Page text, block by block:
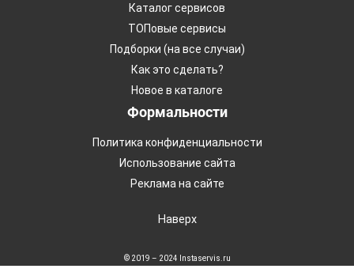
Каталог сервисов
ТОПовые сервисы
Подборки (на все случаи)
Как это сделать?
Новое в каталоге
Формальности
Политика конфиденциальности
Использование сайта
Реклама на сайте
Наверх
© 2019 – 2024 Instaservis.ru